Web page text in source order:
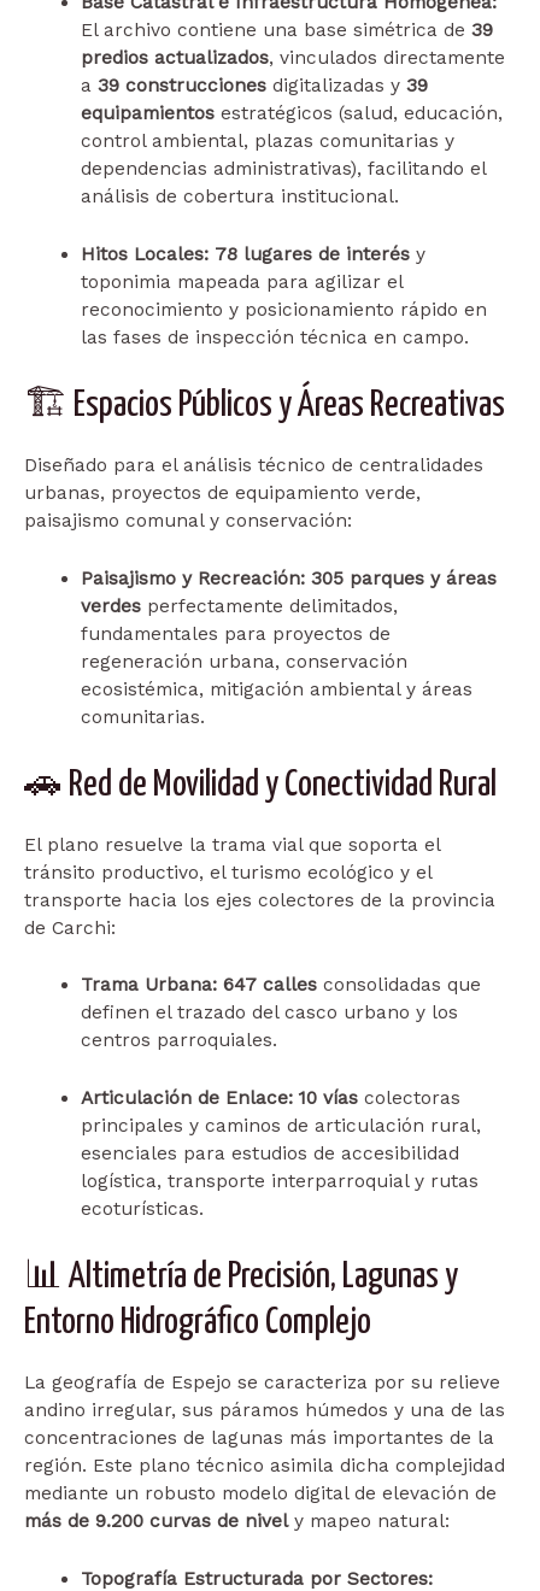
El archivo contiene una base simétrica de 39
predios actualizados, vinculados directamente
a 39 construccionesdigitalizadas y 39
equipamientosestratégicos (salud, educación,
control ambiental, plazas comunitarias y
dependencias administrativas), facilitando el
análisis de cobertura institucional.
Hitos Locales: 78 lugares de interésy
toponimia mapeada para agilizar el
reconocimiento y posicionamiento rápido en
las fases de inspección técnica en campo.
🏗️ Espacios Públicos y Áreas Recreativas
Diseñado para el análisis técnico de centralidades
urbanas, proyectos de equipamiento verde,
paisajismo comunal y conservación:
Paisajismo y Recreación: 305 parques y áreas
verdesperfectamente delimitados,
fundamentales para proyectos de
regeneración urbana, conservación
ecosistémica, mitigación ambiental y áreas
comunitarias.
🚗 Red de Movilidad y Conectividad Rural
El plano resuelve la trama vial que soporta el
tránsito productivo, el turismo ecológico y el
transporte hacia los ejes colectores de la provincia
de Carchi:
Trama Urbana: 647 callesconsolidadas que
definen el trazado del casco urbano y los
centros parroquiales.
Articulación de Enlace: 10 víascolectoras
principales y caminos de articulación rural,
esenciales para estudios de accesibilidad
logística, transporte interparroquial y rutas
ecoturísticas.
📊 Altimetría de Precisión, Lagunas y
Entorno Hidrográfico Complejo
La geografía de Espejo se caracteriza por su relieve
andino irregular, sus páramos húmedos y una de las
concentraciones de lagunas más importantes de la
región. Este plano técnico asimila dicha complejidad
mediante un robusto modelo digital de elevación de
más de 9.200 curvas de nively mapeo natural:
Topografía Estructurada por Sectores: